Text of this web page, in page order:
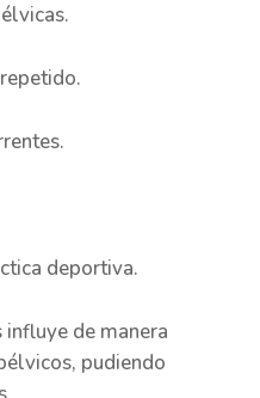
deportiva.
influye de manera
pudiendo